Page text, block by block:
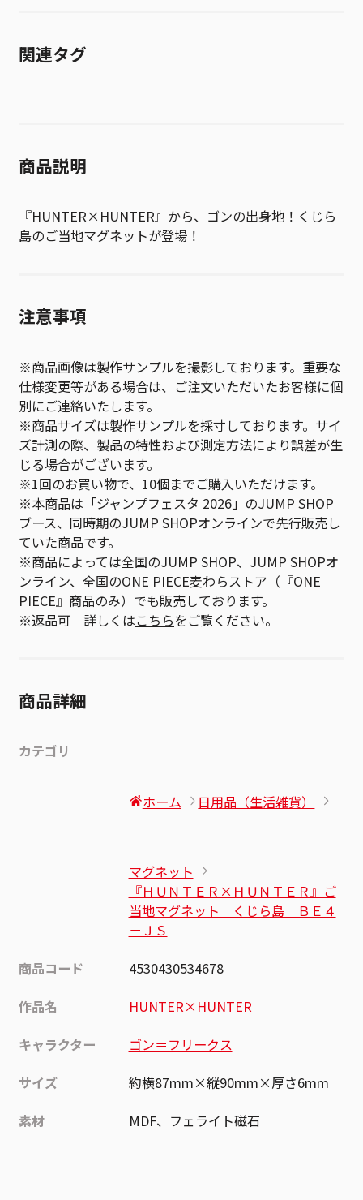
関連タグ
商品説明
『HUNTER×HUNTER』から、ゴンの出身地！くじら
島のご当地マグネットが登場！
注意事項
※商品画像は製作サンプルを撮影しております。重要な
仕様変更等がある場合は、ご注文いただいたお客様に個
別にご連絡いたします。
※商品サイズは製作サンプルを採寸しております。サイ
ズ計測の際、製品の特性および測定方法により誤差が生
じる場合がございます。
※1回のお買い物で、10個までご購入いただけます。
※本商品は「ジャンプフェスタ 2026」のJUMP SHOP
ブース、同時期のJUMP SHOPオンラインで先行販売し
ていた商品です。
※商品によっては全国のJUMP SHOP、JUMP SHOPオ
ンライン、全国のONE PIECE麦わらストア（『ONE
PIECE』商品のみ）でも販売しております。
※返品可 詳しくはこちらをご覧ください。
商品詳細
カテゴリ
ホーム 日用品（生活雑貨）
マグネット
『ＨＵＮＴＥＲ×ＨＵＮＴＥＲ』ご
当地マグネット くじら島 ＢＥ４
－ＪＳ
商品コード
4530430534678
作品名
HUNTER×HUNTER
キャラクター
ゴン＝フリークス
サイズ
約横87mm×縦90mm×厚さ6mm
素材
MDF、フェライト磁石